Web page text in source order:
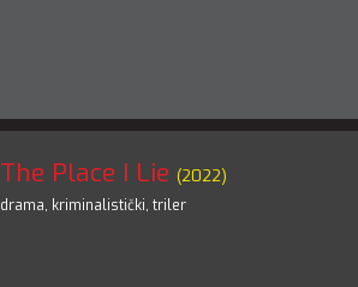
The Place I Lie (2022)
drama, kriminalistički, triler